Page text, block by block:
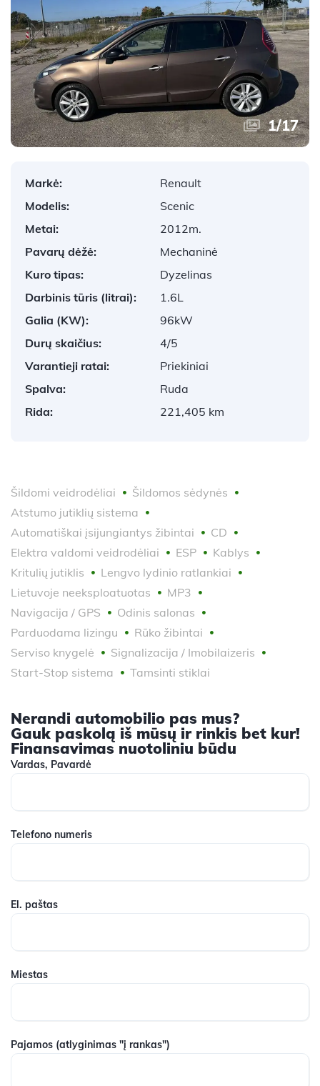
1/17
Markė:
Renault
Modelis:
Scenic
Metai:
2012m.
Pavarų dėžė:
Mechaninė
Kuro tipas:
Dyzelinas
Darbinis tūris (litrai):
1.6L
Galia (KW):
96kW
Durų skaičius:
4/5
Varantieji ratai:
Priekiniai
Spalva:
Ruda
Rida:
221,405 km
Šildomi veidrodėliai
Šildomos sėdynės
Atstumo jutiklių sistema
Automatiškai įsijungiantys žibintai
CD
Elektra valdomi veidrodėliai
ESP
Kablys
Kritulių jutiklis
Lengvo lydinio ratlankiai
Lietuvoje neeksploatuotas
MP3
Navigacija / GPS
Odinis salonas
Parduodama lizingu
Rūko žibintai
Serviso knygelė
Signalizacija / Imobilaizeris
Start-Stop sistema
Tamsinti stiklai
Nerandi automobilio pas mus?
Gauk paskolą iš mūsų ir rinkis bet kur!
Finansavimas nuotoliniu būdu
Vardas, Pavardė
Telefono numeris
El. paštas
Miestas
Pajamos (atlyginimas "į rankas")